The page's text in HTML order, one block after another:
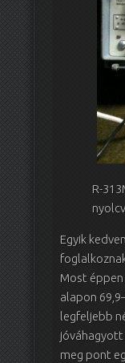
R-
Egyik
Most éppen
alapon
legfeljebb
jóváhagyott
meg pont